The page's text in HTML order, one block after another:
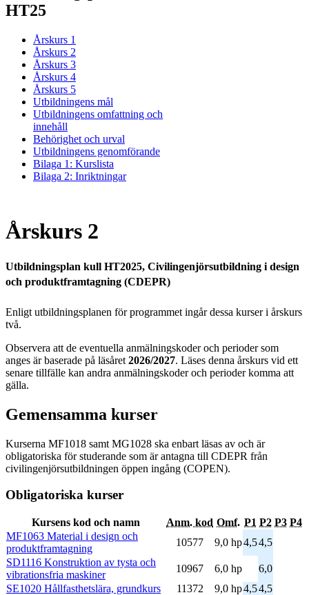
HT25
Årskurs 1
Årskurs 2
Årskurs 3
Årskurs 4
Årskurs 5
Utbildningens mål
Utbildningens omfattning och
innehåll
Behörighet och urval
Utbildningens genomförande
Bilaga 1: Kurslista
Bilaga 2: Inriktningar
Årskurs 2
Utbildningsplan kull HT2025, Civilingenjörsutbildning i design
och produktframtagning (CDEPR)
Enligt utbildningsplanen för programmet ingår dessa kurser i årskurs
två.
Observera att de eventuella anmälningskoder och perioder som
anges är baserade på läsåret 2026/2027. Läses denna årskurs vid ett
senare tillfälle kan andra anmälningskoder och perioder komma att
gälla.
Gemensamma kurser
Kurserna MF1018 samt MG1028 ska enbart läsas av och är
obligatoriska för studerande som är antagna till CDEPR från
civilingenjörsutbildningen öppen ingång (COPEN).
Obligatoriska kurser
Kursens kod och namn Anm. kod Omf. P1 P2 P3 P4
MF1063 Material i design och
produktframtagning
10577 9,0 hp4,54,5
SD1116 Konstruktion av tysta och
vibrationsfria maskiner
10967 6,0 hp
6,0
SE1020 Hållfasthetslära, grundkurs
11372 9,0 hp4,54,5